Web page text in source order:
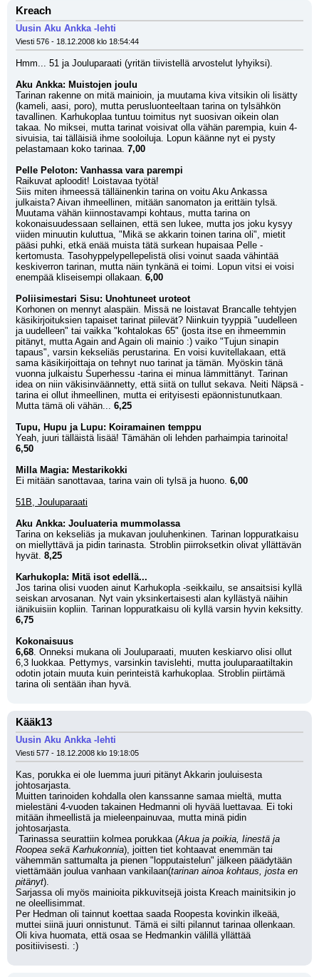
Kreach
Uusin Aku Ankka -lehti
Viesti 576 - 18.12.2008 klo 18:54:44
Hmm... 51 ja Jouluparaati (yritän tiivistellä arvostelut lyhyiksi).
Aku Ankka: Muistojen joulu
Tarinan rakenne on mitä mainioin, ja muutama kiva vitsikin oli lisätty
(kameli, aasi, poro), mutta perusluonteeltaan tarina on tylsähkön
tavallinen. Karhukoplaa tuntuu toimitus nyt suosivan oikein olan
takaa. No miksei, mutta tarinat voisivat olla vähän parempia, kuin 4-
sivuisia, tai tälläisiä ihme sooloiluja. Lopun käänne nyt ei pysty
pelastamaan koko tarinaa. 7,00
Pelle Peloton: Vanhassa vara parempi
Raikuvat aploodit! Loistavaa työtä!
Siis miten ihmeessä tälläinenkin tarina on voitu Aku Ankassa
julkaista? Aivan ihmeellinen, mitään sanomaton ja erittäin tylsä.
Muutama vähän kiinnostavampi kohtaus, mutta tarina on
kokonaisuudessaan sellainen, että sen lukee, mutta jos joku kysyy
viiden minuutin kuluttua, "Mikä se akkarin toinen tarina oli", mietit
pääsi puhki, etkä enää muista tätä surkean hupaisaa Pelle -
kertomusta. Tasohyppelypellepelistä olisi voinut saada vähintää
keskiverron tarinan, mutta näin tynkänä ei toimi. Lopun vitsi ei voisi
enempää kliseisempi ollakaan. 6,00
Poliisimestari Sisu: Unohtuneet uroteot
Korhonen on mennyt alaspäin. Missä ne loistavat Brancalle tehtyjen
käsikirjoituksien tapaiset tarinat piilevät? Niinkuin tyyppiä "uudelleen
ja uudelleen" tai vaikka "kohtalokas 65" (josta itse en ihmeemmin
pitänyt, mutta Again and Again oli mainio :) vaiko "Tujun sinapin
tapaus", varsin kekseliäs perustarina. En voisi kuvitellakaan, että
sama käsikirjoittaja on tehnyt nuo tarinat ja tämän. Myöskin tänä
vuonna julkaistu Superhessu -tarina ei minua lämmittänyt. Tarinan
idea on niin väkisinväännetty, että siitä on tullut sekava. Neiti Näpsä -
tarina ei ollut ihmeellinen, mutta ei erityisesti epäonnistunutkaan.
Mutta tämä oli vähän... 6,25
Tupu, Hupu ja Lupu: Koiramainen temppu
6,50
Milla Magia: Mestarikokki
Ei mitään sanottavaa, tarina vain oli tylsä ja huono. 6,00
51B, Jouluparaati
Aku Ankka: Jouluateria mummolassa
Tarina on kekseliäs ja mukavan jouluhenkinen. Tarinan loppuratkaisu
on miellyttävä ja pidin tarinasta. Stroblin piirroksetkin olivat yllättävän
hyvät. 8,25
Karhukopla: Mitä isot edellä...
Jos tarina olisi vuoden ainut Karhukopla -seikkailu, se ansaitsisi kyllä
seiskan arvosanan. Nyt vain yksinkertaisesti alan kyllästyä näihin
6,75
Kokonaisuus
6,68. Onneksi mukana oli Jouluparaati, muuten keskiarvo olisi ollut
6,3 luokkaa. Pettymys, varsinkin tavislehti, mutta jouluparaatiltakin
odotin jotain muuta kuin perinteistä karhukoplaa. Stroblin piirtämä
tarina oli sentään ihan hyvä.
Kääk13
Uusin Aku Ankka -lehti
Viesti 577 - 18.12.2008 klo 19:18:05
Kas, porukka ei ole luemma juuri pitänyt Akkarin jouluisesta
johtosarjasta.
Muitten tarinoiden kohdalla olen kanssanne samaa mieltä, mutta
mielestäni 4-vuoden takainen Hedmanni oli hyvää luettavaa. Ei toki
mitään ihmeellistä ja mieleenpainuvaa, mutta minä pidin
johtosarjasta.
Tarinassa seurattiin kolmea porukkaa (Akua ja poikia, Iinestä ja
Roopea sekä Karhukonnia), joitten tiet kohtaavat enemmän tai
vähemmän sattumalta ja pienen "lopputaistelun" jälkeen päädytään
viettämään joulua vanhaan vankilaan(tarinan ainoa kohtaus, josta en
pitänyt).
Sarjassa oli myös mainioita pikkuvitsejä joista Kreach mainitsikin jo
ne oleellisimmat.
Per Hedman oli tainnut koettaa saada Roopesta kovinkin ilkeää,
muttei siinä juuri onnistunut. Tämä ei silti pilannut tarinaa ollenkaan.
Oli kiva huomata, että osaa se Hedmankin välillä yllättää
positiivisesti. :)